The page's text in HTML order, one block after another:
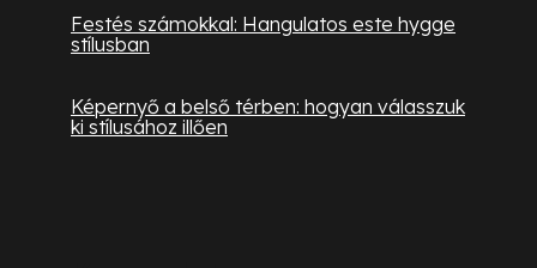
Festés számokkal: Hangulatos este hygge
stílusban
Képernyő a belső térben: hogyan válasszuk
ki stílusához illően